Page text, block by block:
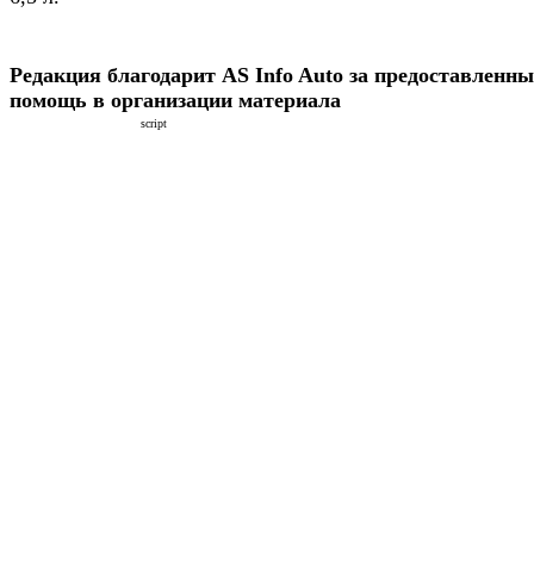
Редакция благодарит AS Info Auto за
помощь в организации материала
script